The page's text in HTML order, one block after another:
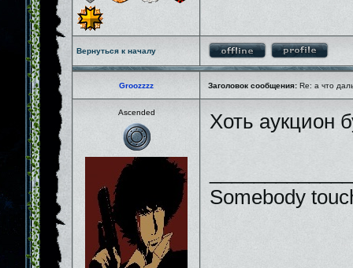
Вернуться к началу
Groozzzz Заголовок сообщения: Re: а что
Ascended Хоть аукцион
Somebody